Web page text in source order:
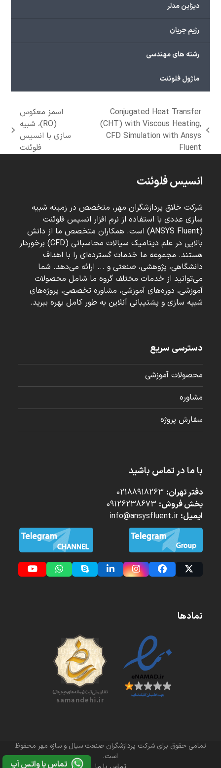
دیزاین مدلر
رژیم جریان
رشته های مهندسی
ماژول فلوئنت
previous
post:
Conjugated Heat Transfer
(CHT) with Viscous Heating,
CFD Simulation with Ansys
Fluent
next
اسمز معکوس
(RO)، شبیه
سازی با انسیس
فلوئنت
انسیس فلوئنت
شرکت خلاق پردازشگران مهر، متخصص در زمینه شبیه
سازی عددی با استفاده از نرم افزار انسیس فلوئنت
(ANSYS Fluent) است. همکاران متخصص ما از دانش
بالایی در علم دینامیک سیالات محاسباتی (CFD) برخوردار
هستند. مجموعه ما خدمات گسترده‌ای را با اهداف
دانشگاهی، پژوهشی، صنعتی و ... ارائه می‌دهد. شما
می‌توانید از خدمات مختلف گروه ما شامل محصولات
آموزشی، دوره‌های آموزشی، مشاوره تخصصی، پروژه‌های
شبیه سازی و پشتیبانی آنلاین به طور کامل بهره ببرید.
دسترسی سریع
محصولات آموزشی
مشاوره
سفارش پروژه
با ما در تماس باشید
دفتر تهران:
بخش فروش:
ایمیل: info@ansysfluent.ir
Twitter
Facebook
Instagram
LinkedIn
Skype
Whatsapp
نمادها
تمامی حقوق برای شرکت پردازشگران صنعت سیال و سازه مهر محفوظ
است.
تماس با واتس آپ